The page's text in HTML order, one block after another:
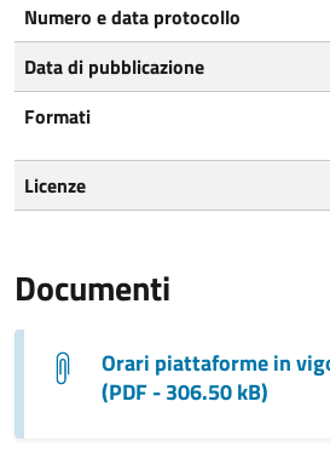
Numero e data protocollo
Data di pubblicazione
Formati
Licenze
Documenti
Orari piattaforme in
(PDF - 306.50 kB)